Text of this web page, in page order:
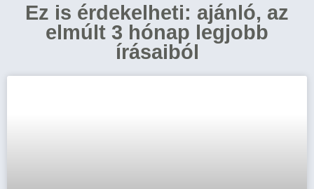
Ez is érdekelheti: ajánló, az
elmúlt 3 hónap legjobb
írásaiból